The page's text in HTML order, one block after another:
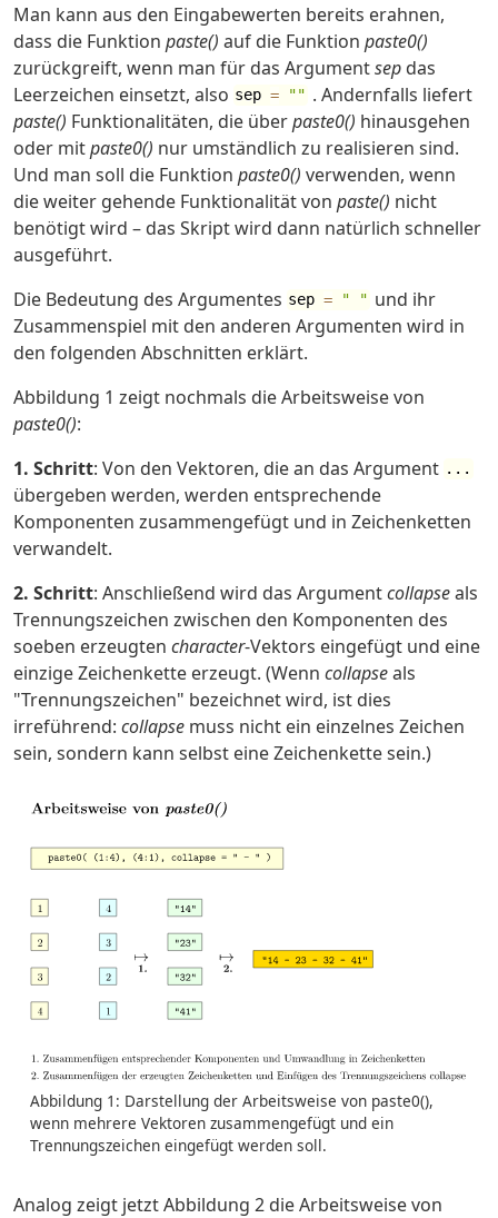
Man kann aus den Eingabewerten bereits erahnen,
dass die Funktion paste() auf die Funktion paste0()
zurückgreift, wenn man für das Argumentsep das
Leerzeichen einsetzt, also sep= "" . Andernfalls liefert
paste() Funktionalitäten, die überpaste0() hinausgehen
oder mitpaste0() nur umständlich zu realisieren sind.
Und man soll die Funktion paste0() verwenden, wenn
die weiter gehende Funktionalität von paste() nicht
benötigt wird – das Skript wird dann natürlich schneller
ausgeführt.
Die Bedeutung des Argumentes sep= " " und ihr
Zusammenspiel mit den anderen Argumenten wird in
den folgenden Abschnitten erklärt.
Abbildung 1 zeigt nochmals die Arbeitsweise von
paste0():
1. Schritt: Von den Vektoren, die an das Argument ...
übergeben werden, werden entsprechende
Komponenten zusammengefügt und in Zeichenketten
verwandelt.
2. Schritt: Anschließend wird das Argumentcollapseals
Trennungszeichen zwischen den Komponenten des
soeben erzeugten character-Vektors eingefügt und eine
einzige Zeichenkette erzeugt. (Wenn collapseals
"Trennungszeichen" bezeichnet wird, ist dies
irreführend: collapse muss nicht ein einzelnes Zeichen
sein, sondern kann selbst eine Zeichenkette sein.)
Abbildung 1: Darstellung der Arbeitsweise von paste0(),
wenn mehrere Vektoren zusammengefügt und ein
Trennungszeichen eingefügt werden soll.
Analog zeigt jetzt Abbildung 2 die Arbeitsweise von